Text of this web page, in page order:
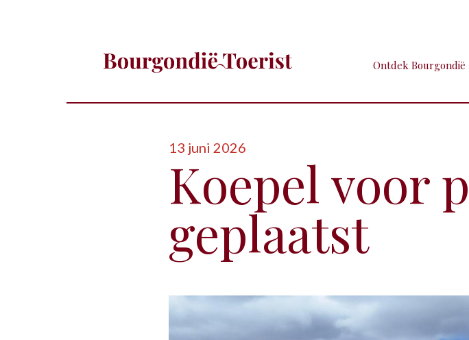
Ontdek Bourgondië
13 juni 2026
Koepel voor
geplaatst